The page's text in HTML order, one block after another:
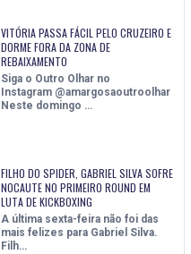
VITÓRIA PASSA FÁCIL PELO CRUZEIRO E
DORME FORA DA ZONA DE
REBAIXAMENTO
Siga o Outro Olhar no
Instagram @amargosaoutroolhar
Neste domingo …
FILHO DO SPIDER, GABRIEL SILVA SOFRE
NOCAUTE NO PRIMEIRO ROUND EM
LUTA DE KICKBOXING
A última sexta-feira não foi das
mais felizes para Gabriel Silva.
Filh…